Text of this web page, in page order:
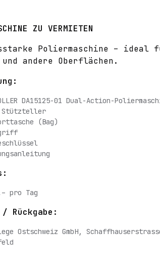
ZU VERMIETEN
Poliermaschine – ideal
andere Oberflächen.
DA15125-01 Dual-Action-
Stützteller
(Bag)
pro Tag
Rückgabe:
Ostschweiz GmbH,